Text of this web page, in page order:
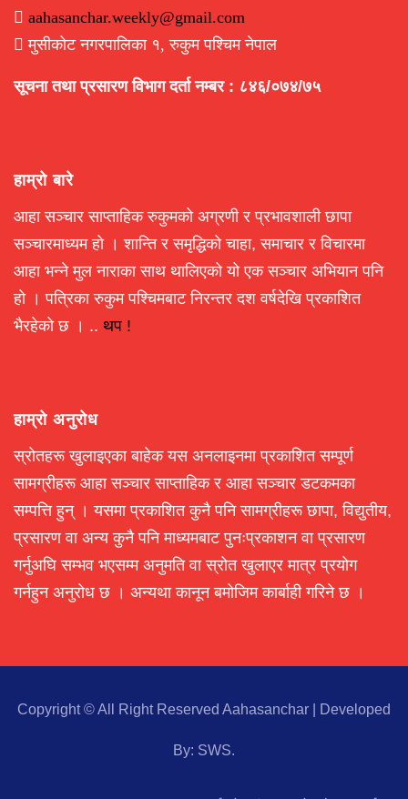
aahasanchar.weekly@gmail.com
मुसीकोट नगरपालिका १, रुकुम पश्चिम नेपाल
सूचना तथा प्रसारण विभाग दर्ता नम्बर : ८४६/०७४/७५
हाम्रो बारे
आहा सञ्चार साप्ताहिक रुकुमको अग्रणी र प्रभावशाली छापा
सञ्चारमाध्यम हो । शान्ति र समृद्धिको चाहा, समाचार र विचारमा
आहा भन्ने मुल नाराका साथ थालिएको यो एक सञ्चार अभियान पनि
हो । पत्रिका रुकुम पश्चिमबाट निरन्तर दश वर्षदेखि प्रकाशित
भैरहेको छ । .. थप !
हाम्रो अनुरोध
स्रोतहरू खुलाइएका बाहेक यस अनलाइनमा प्रकाशित सम्पूर्ण
सामग्रीहरू आहा सञ्चार साप्ताहिक र आहा सञ्चार डटकमका
सम्पत्ति हुन् । यसमा प्रकाशित कुनै पनि सामग्रीहरू छापा, विद्युतीय,
प्रसारण वा अन्य कुनै पनि माध्यमबाट पुनःप्रकाशन वा प्रसारण
गर्नुअघि सम्भव भएसम्म अनुमति वा स्रोत खुलाएर मात्र प्रयोग
गर्नहुन अनुरोध छ । अन्यथा कानून बमोजिम कार्बाही गरिने छ ।
Copyright © All Right Reserved Aahasanchar Developed
By: SWS.